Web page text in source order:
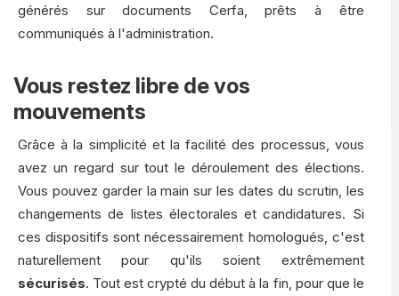
générés sur documents Cerfa, prêts à être
communiqués à l'administration.
Vous restez libre de vos
mouvements
Grâce à la simplicité et la facilité des processus, vous
avez un regard sur tout le déroulement des élections.
Vous pouvez garder la main sur les dates du scrutin, les
changements de listes électorales et candidatures. Si
ces dispositifs sont nécessairement homologués, c'est
naturellement pour qu'ils soient extrêmement
sécurisés. Tout est crypté du début à la fin, pour que le